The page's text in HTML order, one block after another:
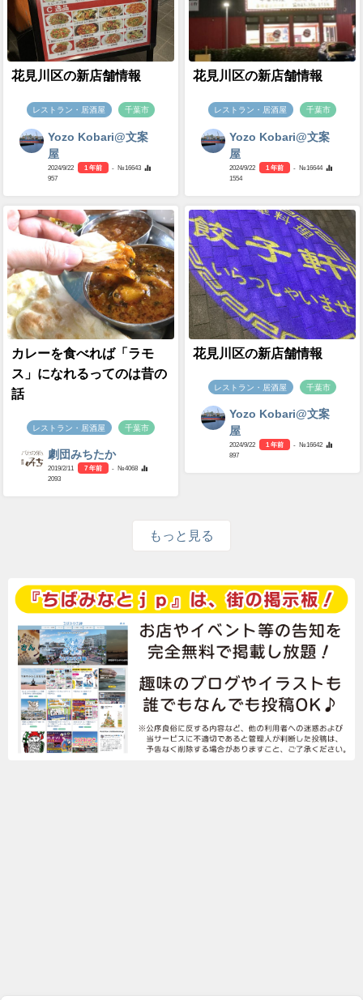
花見川区の新店舗情報
レストラン・居酒屋 千葉市
Yozo Kobari@文案
屋
2024/9/22 1 年前
- №16643
957
花見川区の新店舗情報
レストラン・居酒屋 千葉市
Yozo Kobari@文案
屋
2024/9/22 1 年前
- №16644
1554
カレーを食べれば「ラモ
ス」になれるってのは昔の
話
レストラン・居酒屋 千葉市
劇団みちたか
2019/2/11 7 年前
- №4068
2093
花見川区の新店舗情報
レストラン・居酒屋 千葉市
Yozo Kobari@文案
屋
2024/9/22 1 年前
- №16642
897
もっと見る